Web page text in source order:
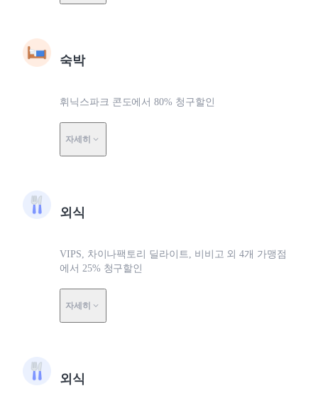
숙박
휘닉스파크 콘도에서 80% 청구할인
자세히
외식
VIPS, 차이나팩토리 딜라이트, 비비고 외 4개 가맹점
에서 25% 청구할인
자세히
외식